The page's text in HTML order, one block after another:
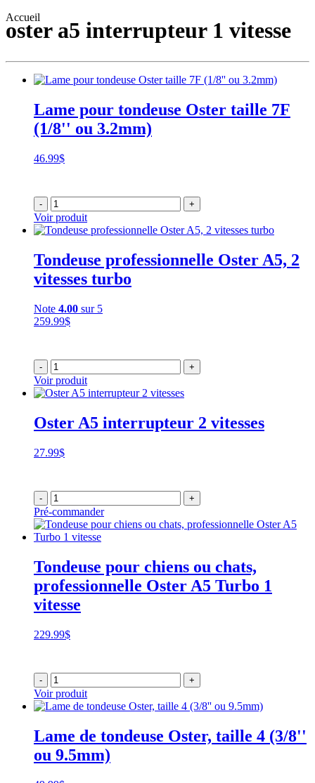
Accueil
oster a5 interrupteur 1 vitesse
Lame pour tondeuse Oster taille 7F
(1/8'' ou 3.2mm)
46.99$
- +
Voir produit
Tondeuse professionnelle Oster A5, 2
vitesses turbo
Note 4.00 sur 5
259.99$
- +
Voir produit
Oster A5 interrupteur 2 vitesses
27.99$
- +
Pré-commander
Tondeuse pour chiens ou chats,
professionnelle Oster A5 Turbo 1
vitesse
229.99$
- +
Voir produit
Lame de tondeuse Oster, taille 4 (3/8''
ou 9.5mm)